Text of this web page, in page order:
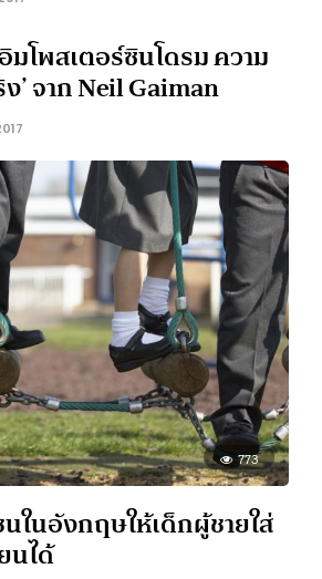
มโพสเตอร์ซินโดรม ความ
’ จาก Neil Gaiman
773
ในอังกฤษให้เด็กผู้ชายใส่
นได้